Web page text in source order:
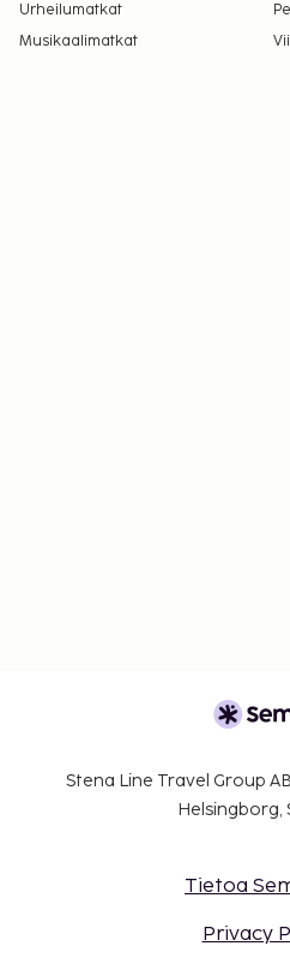
Urheilumatkat
Musikaalimatkat
Stena Line Travel Group
Helsingborg,
Tietoa
Privacy